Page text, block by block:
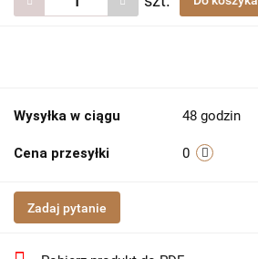
Wysyłka w ciągu 48 godzin
Cena przesyłki 0
Zadaj pytanie